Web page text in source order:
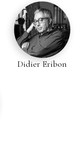
Didier Eribon